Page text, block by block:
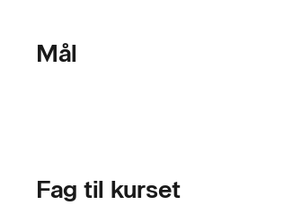
Mål
Fag til kurset